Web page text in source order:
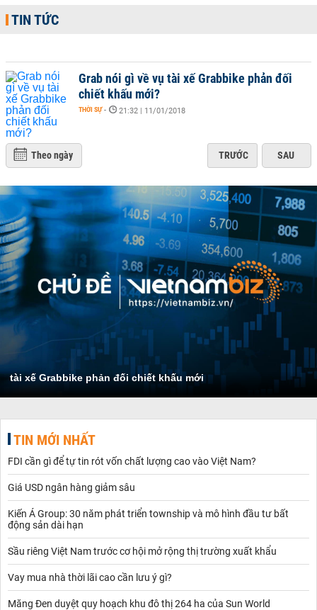
TIN TỨC
Grab nói gì về vụ tài xế Grabbike phản đối
chiết khấu mới?
THỜI SỰ - 21:32 | 11/01/2018
Theo ngày TRƯỚC SAU
tài xế Grabbike phản đối chiết khấu mới
TIN MỚI NHẤT
FDI cần gì để tự tin rót vốn chất lượng cao vào Việt Nam?
Giá USD ngân hàng giảm sâu
Kiến Á Group: 30 năm phát triển township và mô hình đầu tư bất
động sản dài hạn
Sầu riêng Việt Nam trước cơ hội mở rộng thị trường xuất khẩu
Vay mua nhà thời lãi cao cần lưu ý gì?
Măng Đen duyệt quy hoạch khu đô thị 264 ha của Sun World